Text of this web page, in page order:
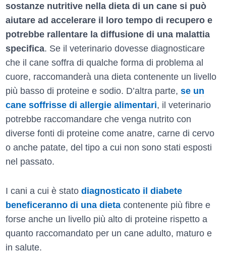
sostanze nutritive nella dieta di un cane si può
aiutare ad accelerare il loro tempo di recupero e
potrebbe rallentare la diffusione di una malattia
specifica. Se il veterinario dovesse diagnosticare
che il cane soffra di qualche forma di problema al
cuore, raccomanderà una dieta contenente un livello
più basso di proteine e sodio. D’altra parte, se un
cane soffrisse di allergie alimentari, il veterinario
potrebbe raccomandare che venga nutrito con
diverse fonti di proteine come anatre, carne di cervo
o anche patate, del tipo a cui non sono stati esposti
nel passato.
I cani a cui è stato diagnosticato il diabete
beneficeranno di una dieta contenente più fibre e
forse anche un livello più alto di proteine rispetto a
quanto raccomandato per un cane adulto, maturo e
in salute.